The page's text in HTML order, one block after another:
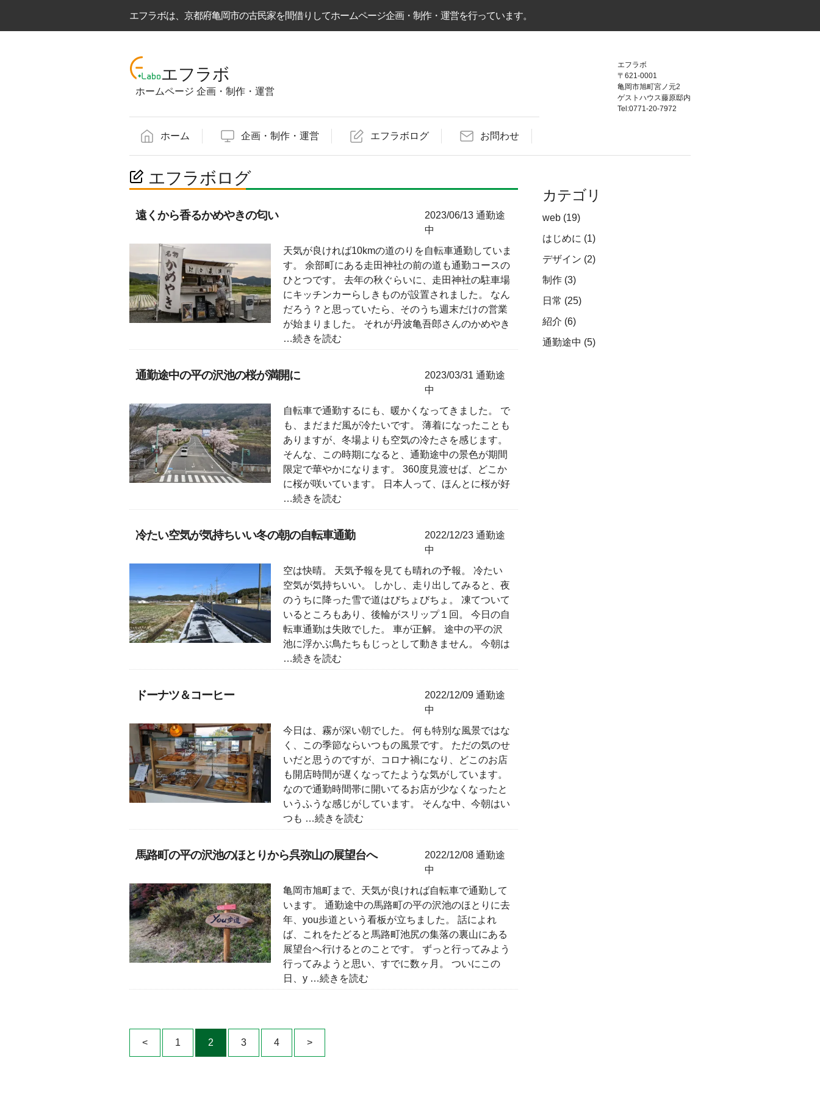
エフラボは、京都府亀岡市の古民家を間借りしてホームページ企画・制作・運営を行っています。
エフラボ
〒621-0001
亀岡市旭町宮ノ元2
ゲストハウス藤原邸内
Tel:0771-20-7972
エフラボ
ホームページ 企画・制作・運営
ホーム 企画・制作・運営 エフラボログ お問わせ
エフラボログ
遠くから香るかめやきの匂い 2023/06/13 通勤途
中
天気が良ければ10kmの道のりを自転車通勤していま
す。 余部町にある走田神社の前の道も通勤コースの
ひとつです。 去年の秋ぐらいに、走田神社の駐車場
にキッチンカーらしきものが設置されました。 なん
だろう？と思っていたら、そのうち週末だけの営業
が始まりました。 それが丹波亀吾郎さんのかめやき
…続きを読む
通勤途中の平の沢池の桜が満開に 2023/03/31 通勤途
中
自転車で通勤するにも、暖かくなってきました。 で
も、まだまだ風が冷たいです。 薄着になったことも
ありますが、冬場よりも空気の冷たさを感じます。
そんな、この時期になると、通勤途中の景色が期間
限定で華やかになります。 360度見渡せば、どこか
に桜が咲いています。 日本人って、ほんとに桜が好
…続きを読む
冷たい空気が気持ちいい冬の朝の自転車通勤 2022/12/23 通勤途
中
空は快晴。 天気予報を見ても晴れの予報。 冷たい
空気が気持ちいい。 しかし、走り出してみると、夜
のうちに降った雪で道はびちょびちょ。 凍てついて
いるところもあり、後輪がスリップ１回。 今日の自
転車通勤は失敗でした。 車が正解。 途中の平の沢
池に浮かぶ鳥たちもじっとして動きません。 今朝は
…続きを読む
ドーナツ＆コーヒー 2022/12/09 通勤途
中
今日は、霧が深い朝でした。 何も特別な風景ではな
く、この季節ならいつもの風景です。 ただの気のせ
いだと思うのですが、コロナ禍になり、どこのお店
も開店時間が遅くなってたような気がしています。
なので通勤時間帯に開いてるお店が少なくなったと
いうふうな感じがしています。 そんな中、今朝はい
つも …続きを読む
馬路町の平の沢池のほとりから呉弥山の展望台へ 2022/12/08 通勤途
中
亀岡市旭町まで、天気が良ければ自転車で通勤して
います。 通勤途中の馬路町の平の沢池のほとりに去
年、you歩道という看板が立ちました。 話によれ
ば、これをたどると馬路町池尻の集落の裏山にある
展望台へ行けるとのことです。 ずっと行ってみよう
行ってみようと思い、すでに数ヶ月。 ついにこの
日、y …続きを読む
< 1 2 3 4 >
カテゴリ
web (19)
はじめに (1)
デザイン (2)
制作 (3)
日常 (25)
紹介 (6)
通勤途中 (5)